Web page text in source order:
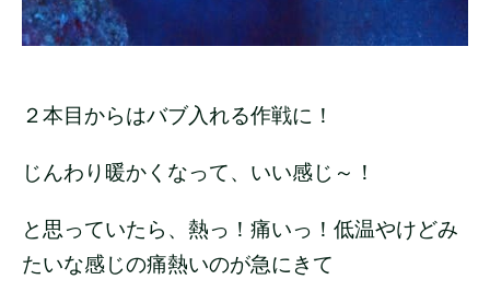
２本目からはバブ入れる作戦に！
じんわり暖かくなって、いい感じ～！
と思っていたら、熱っ！痛いっ！低温やけどみ
たいな感じの痛熱いのが急にきて